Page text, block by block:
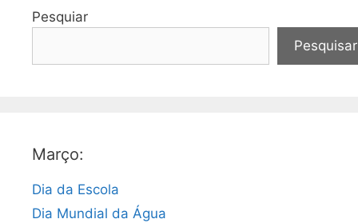
Pesquiar
Pesquisar
Março:
Dia da Escola
Dia Mundial da Água